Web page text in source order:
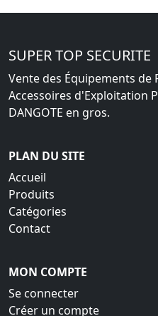
SUPER TOP SECURITE
Vente des Équipements
Accessoires d'Exploitation
DANGOTE en gros.
PLAN DU SITE
Accueil
Produits
Catégories
Contact
MON COMPTE
Se connecter
Créer un compte